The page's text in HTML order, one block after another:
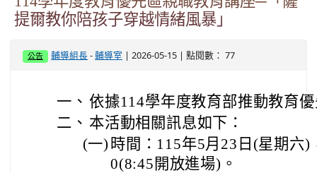
提爾教你陪孩子穿越情緒風暴」
公告 輔導組長 -輔導室 | 2026-05-15 | 點閱數： 77
一、 依據114學年度教育部推動教育
二、 本活動相關訊息如下：
(一) 時間：115年5月23日(星期六)
0(8:45開放進場)。